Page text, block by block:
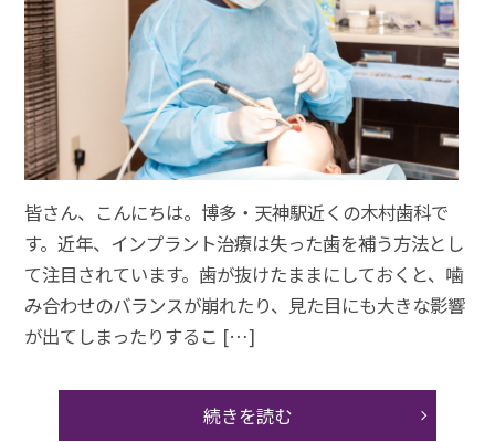
皆さん、こんにちは。博多・天神駅近くの木村歯科で
す。近年、インプラント治療は失った歯を補う方法とし
て注目されています。歯が抜けたままにしておくと、噛
み合わせのバランスが崩れたり、見た目にも大きな影響
が出てしまったりするこ […]
続きを読む